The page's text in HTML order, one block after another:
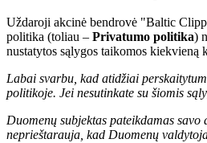
Uždaroji akcinė bendrovė "Baltic
politika (toliau – Privatumo politika)
nustatytos sąlygos taikomos
Labai svarbu, kad atidžiai
politikoje. Jei nesutinkate su šiomis
Duomenų subjektas pateikdamas
neprieštarauja, kad Duomenų